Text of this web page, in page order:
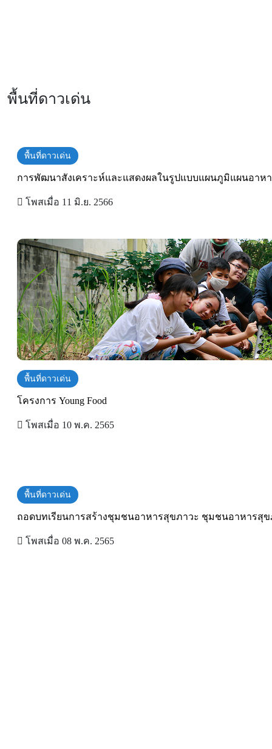
พื้นที่ดาวเด่น
พื้นที่ดาวเด่น
การพัฒนาสังเคราะห์และแสดงผลในรูปแบบแผนภูมิแผนอาหา
โพสเมื่อ 11 มิ.ย. 2566
พื้นที่ดาวเด่น
โครงการ Young Food
โพสเมื่อ 10 พ.ค. 2565
พื้นที่ดาวเด่น
ถอดบทเรียนการสร้างชุมชนอาหารสุขภาวะ ชุมชนอาหารสุข
โพสเมื่อ 08 พ.ค. 2565